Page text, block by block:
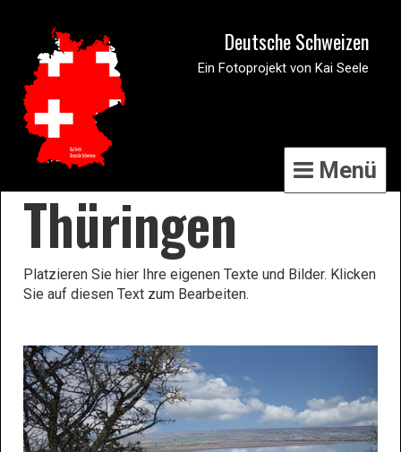
Deutsche Schweizen
Ein Fotoprojekt von Kai Seele
Menü
Thüringen
Platzieren Sie hier Ihre eigenen Texte und Bilder. Klicken
Sie auf diesen Text zum Bearbeiten.